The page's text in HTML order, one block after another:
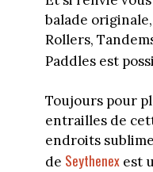
balade
Rollers,
Paddles est
Toujours pour
entrailles de
endroits
de Seythenexest